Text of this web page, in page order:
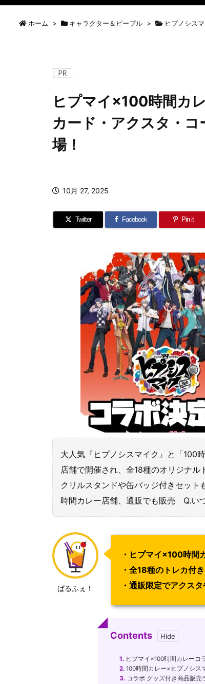
ホーム > キャラクター＆ピープル > ヒプノシス
ヒプマイ×100時間カ
カード・アクスタ・
場！
10月 27, 2025
Twitter Facebook Pin it
大人気『ヒプノシスマイク』と「100
店舗で開催され、全18種のオリジナ
クリルスタンドや缶バッジ付きセッ
時間カレー店舗、通販でも販売 Q.い
ぱるふぇ！
・ヒプマイ×100時間
・全18種のトレカ付
・通販限定でアクス
Contents
1. ヒプマイ×100時間カレーコ
2. 100時間カレー×ヒプノシ
3. コラボ グッズ付き商品販売